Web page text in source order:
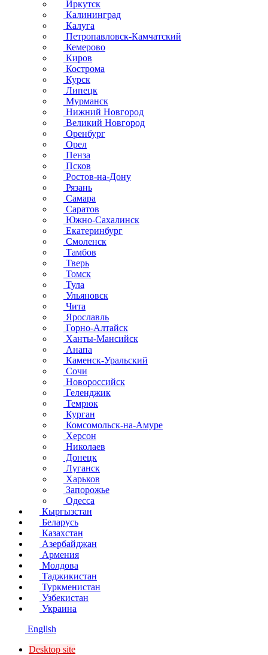
Иркутск
Калининград
Калуга
Петропавловск-Камчатский
Кемерово
Киров
Кострома
Курск
Липецк
Мурманск
Нижний Новгород
Великий Новгород
Оренбург
Орел
Пенза
Псков
Ростов-на-Дону
Рязань
Самара
Саратов
Южно-Сахалинск
Екатеринбург
Смоленск
Тамбов
Тверь
Томск
Тула
Ульяновск
Чита
Ярославль
Горно-Алтайск
Ханты-Мансийск
Анапа
Каменск-Уральский
Сочи
Новороссийск
Геленджик
Темрюк
Курган
Комсомольск-на-Амуре
Херсон
Николаев
Донецк
Луганск
Харьков
Запорожье
Одесса
Кыргызстан
Беларусь
Казахстан
Азербайджан
Армения
Молдова
Таджикистан
Туркменистан
Узбекистан
Украина
English
Desktop site